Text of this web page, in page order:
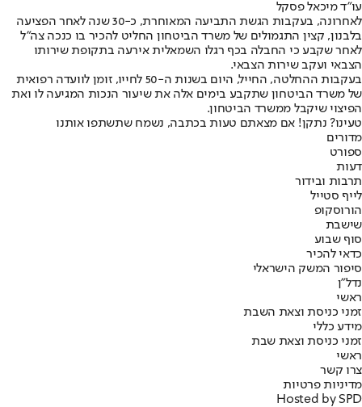
עו"ד מיכאל פסקל
לאחרונה, בעקבות הגשת התביעה המאוחרת, כ-30 שנה לאחר הפציעה
בלבנון, קצין התגמולים של משרד הביטחון החליט להכיר בו כנכה צה"ל
לאחר שקבע כי החבלה בכף רגלו השמאלית אירעה בתקופת שירותו
הצבאי ועקב שירות הצבאי.
בעקבות ההחלטה, החייל, היום בשנות ה-50 לחייו, זומן לוועדה רפואית
של משרד הביטחון שתקבע בימים אלה את שיעור הנכות המגיעה לו ואת
הפיצוי שיקבל ממשרד הביטחון.
טעינו? נתקן! אם מצאתם טעות בכתבה, נשמח שתשתפו אותנו
מדורים
ספורט
דעות
תרבות ובידור
לייף סטייל
הורוסקופ
שישבת
סוף שבוע
כדאי להכיר
סיפור המשק הישראלי
נדל"ן
ראשי
זמני כניסת וצאת השבת
מידע כללי
זמני כניסת וצאת שבת
ראשי
צרו קשר
מדיניות פרטיות
Hosted by SPD